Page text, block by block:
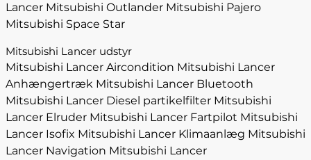
Lancer Mitsubishi Outlander Mitsubishi Pajero
Mitsubishi Space Star
Mitsubishi Lancer udstyr
Mitsubishi Lancer Aircondition Mitsubishi Lancer
Anhængertræk Mitsubishi Lancer Bluetooth
Mitsubishi Lancer Diesel partikelfilter Mitsubishi
Lancer Elruder Mitsubishi Lancer Fartpilot Mitsubishi
Lancer Isofix Mitsubishi Lancer Klimaanlæg Mitsubishi
Lancer Navigation Mitsubishi Lancer